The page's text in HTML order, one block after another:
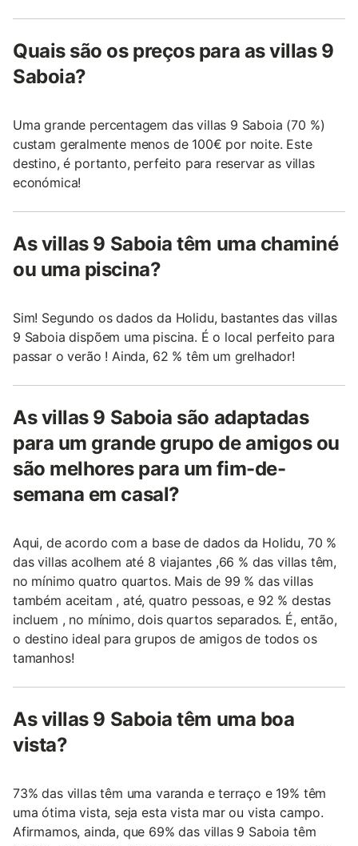
Quais são os preços para as villas 9
Saboia?
Uma grande percentagem das villas 9 Saboia (70 %)
custam geralmente menos de 100€ por noite. Este
destino, é portanto, perfeito para reservar as villas
económica!
As villas 9 Saboia têm uma chaminé
ou uma piscina?
Sim! Segundo os dados da Holidu, bastantes das villas
9 Saboia dispõem uma piscina. É o local perfeito para
passar o verão ! Ainda, 62 % têm um grelhador!
As villas 9 Saboia são adaptadas
para um grande grupo de amigos ou
são melhores para um fim-de-
semana em casal?
Aqui, de acordo com a base de dados da Holidu, 70 %
das villas acolhem até 8 viajantes ,66 % das villas têm,
no mínimo quatro quartos. Mais de 99 % das villas
também aceitam , até, quatro pessoas, e 92 % destas
incluem , no mínimo, dois quartos separados. É, então,
o destino ideal para grupos de amigos de todos os
tamanhos!
As villas 9 Saboia têm uma boa
vista?
73% das villas têm uma varanda e terraço e 19% têm
uma ótima vista, seja esta vista mar ou vista campo.
Afirmamos, ainda, que 69% das villas 9 Saboia têm